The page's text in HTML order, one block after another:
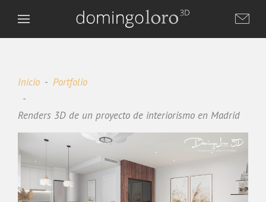
Inicio Portfolio
Renders 3D de un proyecto de interiorismo en Madrid
DL
Domingo Loro 3D
Asistente virtual